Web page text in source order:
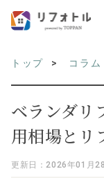
トップ コラム
ベランダリ
用相場とリ
更新日：2026年01月